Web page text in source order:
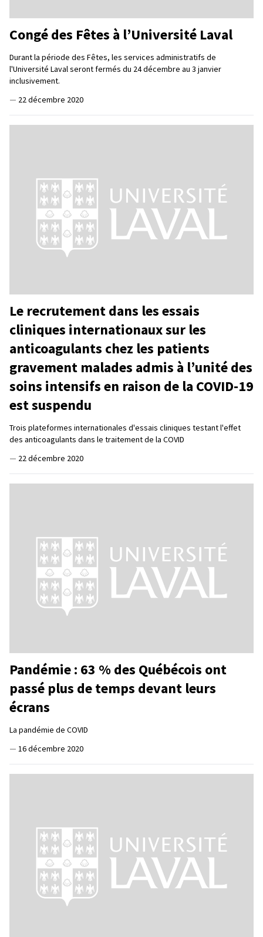
Congé des Fêtes à l’Université Laval
Durant la période des Fêtes, les services administratifs de
l'Université Laval seront fermés du 24 décembre au 3 janvier
inclusivement.
— 22 décembre 2020
Le recrutement dans les essais
cliniques internationaux sur les
anticoagulants chez les patients
gravement malades admis à l’unité des
soins intensifs en raison de la COVID-19
est suspendu
Trois plateformes internationales d'essais cliniques testant l'effet
des anticoagulants dans le traitement de la COVID
— 22 décembre 2020
Pandémie : 63 % des Québécois ont
passé plus de temps devant leurs
écrans
La pandémie de COVID
— 16 décembre 2020